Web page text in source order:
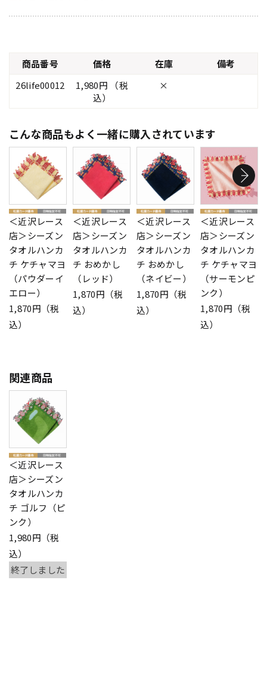
商品番号 価格 在庫
備考
26life00012
1,980円 （税
込）
×
こんな商品もよく一緒に購入されています
＜近沢レース
店＞シーズン
タオルハンカ
チ ケチャマヨ
（パウダーイ
エロー）
1,870円（税
込）
＜近沢レース
店＞シーズン
タオルハンカ
チ おめかし
（レッド）
1,870円（税
込）
＜近沢レース
店＞シーズン
タオルハンカ
チ おめかし
（ネイビー）
1,870円（税
込）
＜近沢レース
店＞シーズン
タオルハンカ
チ ケチャマヨ
（サーモンピ
ンク）
1,870円（税
込）
関連商品
＜近沢レース
店＞シーズン
タオルハンカ
チ ゴルフ（ピ
ンク）
1,980円（税
込）
終了しました